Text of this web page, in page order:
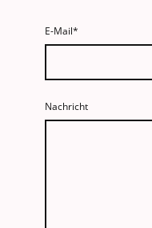
E-Mail*
Nachricht